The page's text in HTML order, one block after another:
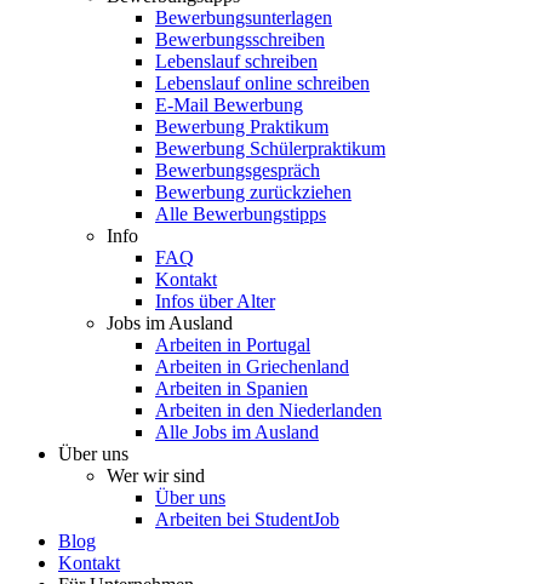
Bewerbungsunterlagen
Bewerbungsschreiben
Lebenslauf schreiben
Lebenslauf online schreiben
E-Mail Bewerbung
Bewerbung Praktikum
Bewerbung Schülerpraktikum
Bewerbungsgespräch
Bewerbung zurückziehen
Alle Bewerbungstipps
Info
FAQ
Kontakt
Infos über Alter
Jobs im Ausland
Arbeiten in Portugal
Arbeiten in Griechenland
Arbeiten in Spanien
Arbeiten in den Niederlanden
Alle Jobs im Ausland
Über uns
Wer wir sind
Über uns
Arbeiten bei StudentJob
Blog
Kontakt